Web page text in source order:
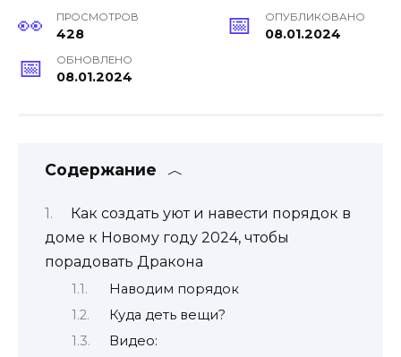
ПРОСМОТРОВ
428
ОПУБЛИКОВАНО
08.01.2024
ОБНОВЛЕНО
08.01.2024
Содержание
Как создать уют и навести порядок в
доме к Новому году 2024, чтобы
порадовать Дракона
Наводим порядок
Куда деть вещи?
Видео: